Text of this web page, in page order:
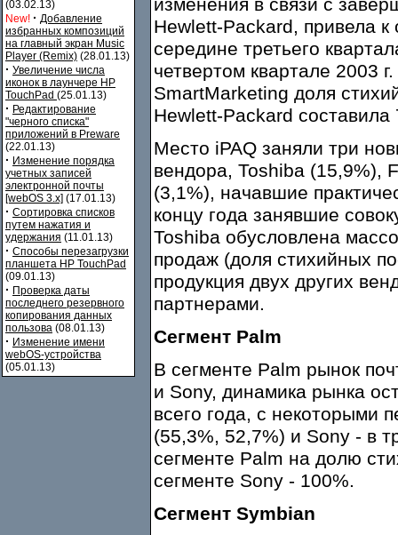
(03.02.13)
New! · Добавление
избранных композиций
на главный экран Music
Player (Remix) (28.01.13)
· Увеличение числа
иконок в лаунчере HP
TouchPad (25.01.13)
· Редактирование
"черного списка"
приложений в Preware
(22.01.13)
· Изменение порядка
учетных записей
электронной почты
[webOS 3.x] (17.01.13)
· Сортировка списков
путем нажатия и
удержания (11.01.13)
· Способы перезагрузки
планшета HP TouchPad
(09.01.13)
· Проверка даты
последнего резервного
копирования данных
пользова (08.01.13)
· Изменение имени
webOS-устройства
(05.01.13)
изменения в связи с
Hewlett-Packard, привела
середине третьего
четвертом квартале 2003
SmartMarketing доля
Hewlett-Packard составила
Место iPAQ заняли три
вендора, Toshiba (15,9%),
(3,1%), начавшие
концу года занявшие
Toshiba обусловлена
продаж (доля стихийных
продукция двух других
партнерами.
Сегмент Palm
В сегменте Palm рынок
и Sony, динамика рынка
всего года, с некоторыми
(55,3%, 52,7%) и Sony - в
сегменте Palm на долю
сегменте Sony - 100%.
Сегмент Symbian